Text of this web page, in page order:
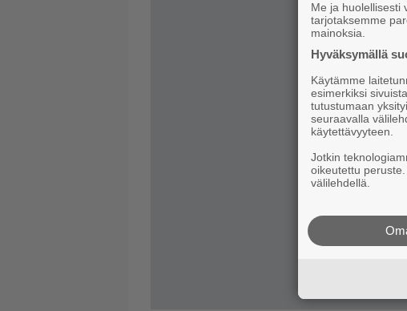
Me ja huolellisesti
tarjotaksemme
mainoksia.
Hyväksymällä
Käytämme
esimerkiksi
tutustumaan
seuraavalla
käytettävyyteen.
Jotkin
oikeutettu
välilehdellä.